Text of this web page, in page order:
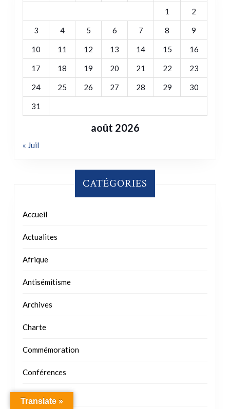
août 2026
1
2
3 4 5 6 7 8 9
10 11 12 13 14 15 16
17 18 19 20 21 22 23
24 25 26 27 28 29 30
31
« Juil
CATÉGORIES
Accueil
Actualites
Afrique
Antisémitisme
Archives
Charte
Commémoration
Conférences
Cultures
Translate »